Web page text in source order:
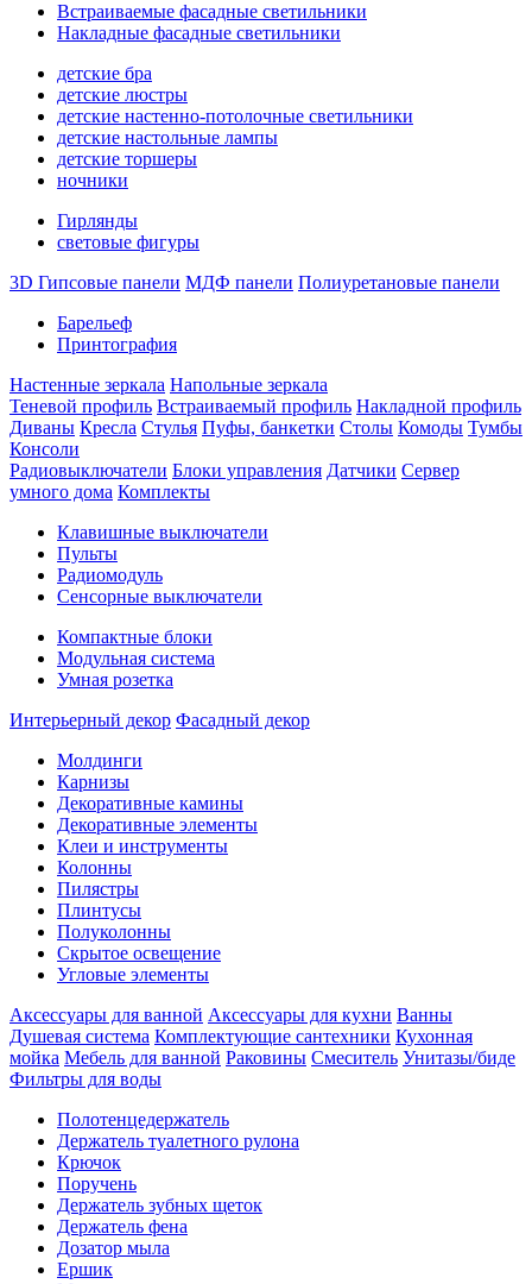
Встраиваемые фасадные светильники
Накладные фасадные светильники
детские бра
детские люстры
детские настенно-потолочные светильники
детские настольные лампы
детские торшеры
ночники
Гирлянды
световые фигуры
3D Гипсовые панели МДФ панели Полиуретановые панели
Барельеф
Принтография
Настенные зеркала Напольные зеркала
Теневой профиль Встраиваемый профиль Накладной профиль
Диваны Кресла Стулья Пуфы, банкетки Столы Комоды Тумбы
Консоли
Радиовыключатели Блоки управления Датчики Сервер
умного дома Комплекты
Клавишные выключатели
Пульты
Радиомодуль
Сенсорные выключатели
Компактные блоки
Модульная система
Умная розетка
Интерьерный декор Фасадный декор
Молдинги
Карнизы
Декоративные камины
Декоративные элементы
Клеи и инструменты
Колонны
Пилястры
Плинтусы
Полуколонны
Скрытое освещение
Угловые элементы
Аксессуары для ванной Аксессуары для кухни Ванны
Душевая система Комплектующие сантехники Кухонная
мойка Мебель для ванной Раковины Смеситель Унитазы/биде
Фильтры для воды
Полотенцедержатель
Держатель туалетного рулона
Крючок
Поручень
Держатель зубных щеток
Держатель фена
Дозатор мыла
Eршик